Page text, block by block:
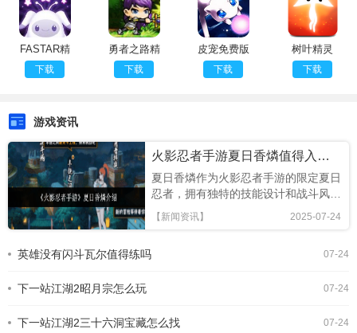
FASTAR精
灵幻想故事
下载
勇者之路精
灵物语官方
版
下载
皮宠免费版
最新
下载
树叶精灵
下载
游戏资讯
火影忍者手游夏日香燐值得入手吗
夏日香燐作为火影忍者手游的限定夏日
忍者，拥有独特的技能设计和战斗风
格，本文将从技能解析、连招技巧及竞
技场表现全面评估，助你判断是否值得
基础攻击方面，夏日香燐的普攻为五段
主，具备良好的起手能力，第三段下劈
段持续输出中，锁链从地面穿出进行终
2025-07-24
【新闻资讯】
07-24
英雄没有闪斗瓦尔值得练吗
07-24
下一站江湖2昭月宗怎么玩
07-24
下一站江湖2三十六洞宝藏怎么找